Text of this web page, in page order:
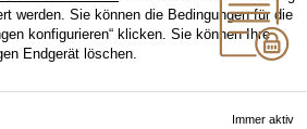
werden. Sie können die Bedingungen für die
konfigurieren“ klicken. Sie können Ihre
Endgerät löschen.
Immer aktiv